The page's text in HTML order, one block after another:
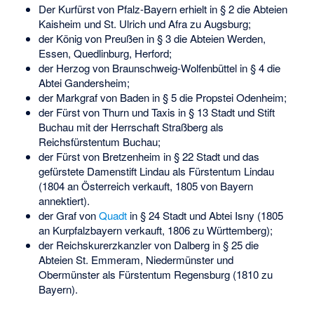
Der Kurfürst von Pfalz-Bayern erhielt in § 2 die Abteien
Kaisheim und St. Ulrich und Afra zu Augsburg;
der König von Preußen in § 3 die Abteien Werden,
Essen, Quedlinburg, Herford;
der Herzog von Braunschweig-Wolfenbüttel in § 4 die
Abtei Gandersheim;
der Markgraf von Baden in § 5 die Propstei Odenheim;
der Fürst von Thurn und Taxis in § 13 Stadt und Stift
Buchau mit der Herrschaft Straßberg als
Reichsfürstentum Buchau;
der Fürst von Bretzenheim in § 22 Stadt und das
gefürstete Damenstift Lindau als Fürstentum Lindau
(1804 an Österreich verkauft, 1805 von Bayern
annektiert).
der Graf vonQuadtin § 24 Stadt und Abtei Isny (1805
an Kurpfalzbayern verkauft, 1806 zu Württemberg);
der Reichskurerzkanzler von Dalberg in § 25 die
Abteien St. Emmeram, Niedermünster und
Obermünster als Fürstentum Regensburg (1810 zu
Bayern).